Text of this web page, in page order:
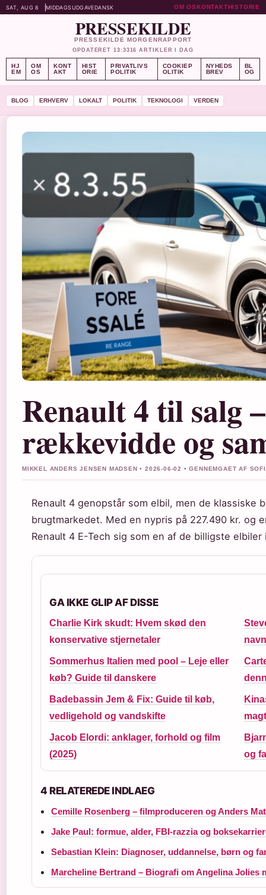
SAT, AUG 8 MIDDAGSUDGAVEDANSK OM OSKONTAKTHISTORIE
PRESSEKILDE
PRESSEKILDE MORGENRAPPORT
OPDATERET 13:3316 ARTIKLER I DAG
HJ
EM
OM
OS
KONT
AKT
HIST
ORIE
PRIVATLIVS
POLITIK
COOKIEP
OLITIK
NYHEDS
BREV
BL
OG
BLOG ERHVERV LOKALT POLITIK TEKNOLOGI VERDEN
Renault 4 til salg
rækkevidde og
MIKKEL ANDERS JENSEN MADSEN • 2026-06-02 • GENNEMGAET AF
Renault 4 genopstår som elbil, men de klassiske
brugtmarkedet. Med en nypris på 227.490 kr. og
Renault 4 E-Tech sig som en af de billigste elbiler
GA IKKE GLIP AF DISSE
Charlie Kirk skudt: Hvem skød den
konservative stjernetaler
Sommerhus Italien med pool – Leje eller
køb? Guide til danskere
Badebassin Jem & Fix: Guide til køb,
vedligehold og vandskifte
Jacob Elordi: anklager, forhold og film
(2025)
og
4 RELATEREDE INDLAEG
Cemille Rosenberg – filmproduceren og Anders
Jake Paul: formue, alder, FBI-razzia og
Sebastian Klein: Diagnoser, uddannelse, børn og
Marcheline Bertrand – Biografi om Angelina Jolies